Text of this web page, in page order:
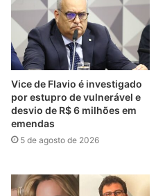
Vice de Flavio é investigado
por estupro de vulnerável e
desvio de R$ 6 milhões em
emendas
5 de agosto de 2026